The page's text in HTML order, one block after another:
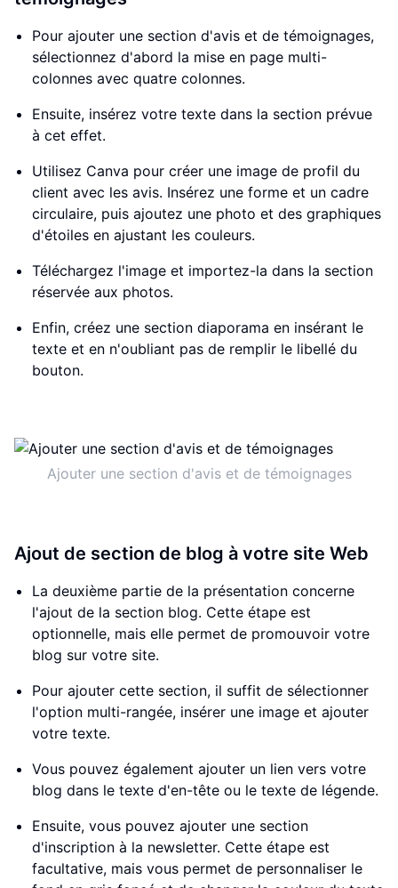
Pour ajouter une section d'avis et de témoignages,
sélectionnez d'abord la mise en page multi-
colonnes avec quatre colonnes.
Ensuite, insérez votre texte dans la section prévue
à cet effet.
Utilisez Canva pour créer une image de profil du
client avec les avis. Insérez une forme et un cadre
circulaire, puis ajoutez une photo et des graphiques
d'étoiles en ajustant les couleurs.
Téléchargez l'image et importez-la dans la section
réservée aux photos.
Enfin, créez une section diaporama en insérant le
texte et en n'oubliant pas de remplir le libellé du
bouton.
Ajouter une section d'avis et de témoignages
Ajout de section de blog à votre site Web
La deuxième partie de la présentation concerne
l'ajout de la section blog. Cette étape est
optionnelle, mais elle permet de promouvoir votre
blog sur votre site.
Pour ajouter cette section, il suffit de sélectionner
l'option multi-rangée, insérer une image et ajouter
votre texte.
Vous pouvez également ajouter un lien vers votre
blog dans le texte d'en-tête ou le texte de légende.
Ensuite, vous pouvez ajouter une section
d'inscription à la newsletter. Cette étape est
facultative, mais vous permet de personnaliser le